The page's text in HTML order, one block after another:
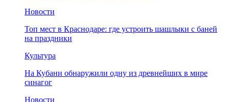
Новости
Топ мест в Краснодаре: где устроить шашлыки с баней
на праздники
Культура
На Кубани обнаружили одну из древнейших в мире
синагог
Новости